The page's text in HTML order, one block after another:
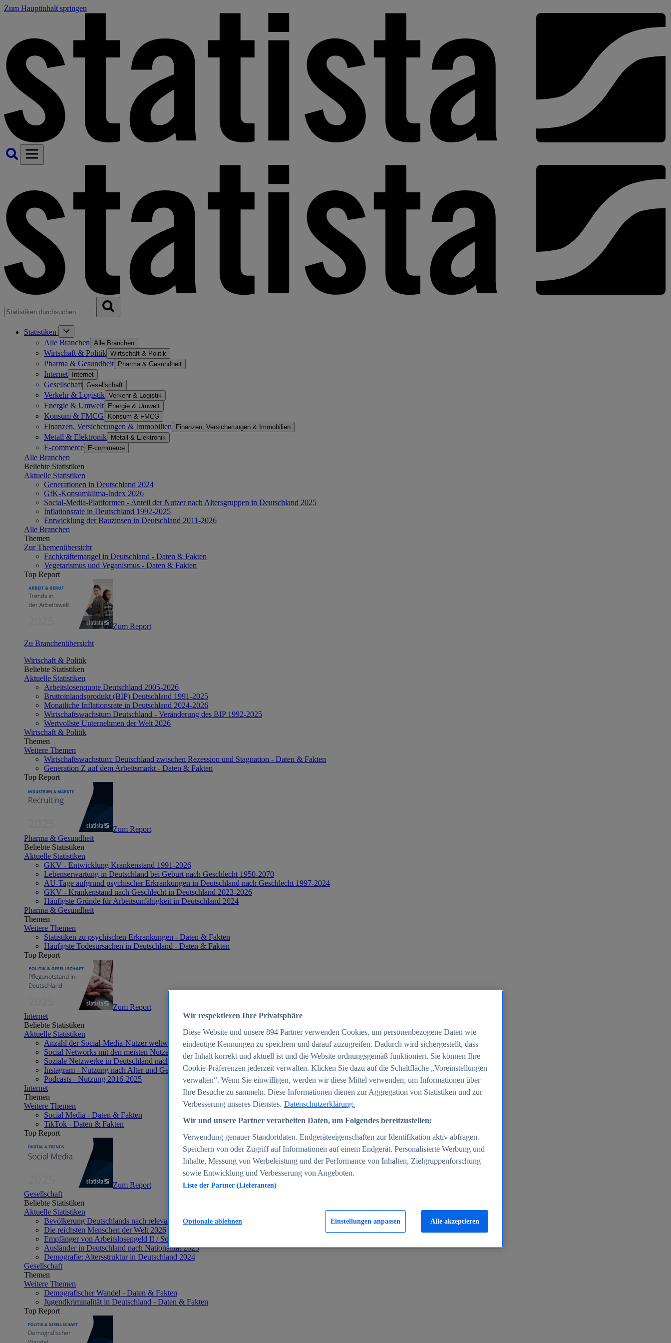
Zum Hauptinhalt springen
Statistiken
Alle Branchen Alle Branchen
Wirtschaft & Politik Wirtschaft & Politik
Pharma & Gesundheit Pharma & Gesundheit
Internet Internet
Gesellschaft Gesellschaft
Verkehr & Logistik Verkehr & Logistik
Energie & Umwelt Energie & Umwelt
Konsum & FMCG Konsum & FMCG
Finanzen, Versicherungen & Immobilien Finanzen, Versicherungen & Immobilien
Metall & Elektronik Metall & Elektronik
E-commerce E-commerce
Alle Branchen
Beliebte Statistiken
Aktuelle Statistiken
Generationen in Deutschland 2024
GfK-Konsumklima-Index 2026
Social-Media-Plattformen - Anteil der Nutzer nach Altersgruppen in Deutschland 2025
Inflationsrate in Deutschland 1992-2025
Entwicklung der Bauzinsen in Deutschland 2011-2026
Alle Branchen
Themen
Zur Themenübersicht
Fachkräftemangel in Deutschland - Daten & Fakten
Vegetarismus und Veganismus - Daten & Fakten
Top Report
Zum Report
Zu Branchenübersicht
Wirtschaft & Politik
Beliebte Statistiken
Aktuelle Statistiken
Arbeitslosenquote Deutschland 2005-2026
Bruttoinlandsprodukt (BIP) Deutschland 1991-2025
Monatliche Inflationsrate in Deutschland 2024-2026
Wirtschaftswachstum Deutschland - Veränderung des BIP 1992-2025
Wertvollste Unternehmen der Welt 2026
Wirtschaft & Politik
Themen
Weitere Themen
Wirtschaftswachstum: Deutschland zwischen Rezession und Stagnation - Daten & Fakten
Generation Z auf dem Arbeitsmarkt - Daten & Fakten
Top Report
Zum Report
Pharma & Gesundheit
Beliebte Statistiken
Aktuelle Statistiken
GKV - Entwicklung Krankenstand 1991-2026
Lebenserwartung in Deutschland bei Geburt nach Geschlecht 1950-2070
AU-Tage aufgrund psychischer Erkrankungen in Deutschland nach Geschlecht 1997-2024
GKV - Krankenstand nach Geschlecht in Deutschland 2023-2026
Häufigste Gründe für Arbeitsunfähigkeit in Deutschland 2024
Pharma & Gesundheit
Themen
Weitere Themen
Statistiken zu psychischen Erkrankungen - Daten & Fakten
Häufigste Todesursachen in Deutschland - Daten & Fakten
Top Report
Zum Report
Internet
Beliebte Statistiken
Aktuelle Statistiken
Anzahl der Social-Media-Nutzer weltweit 2012-2025
Social Networks mit den meisten Nutzern weltweit 2025
Soziale Netzwerke in Deutschland nach Generationen 2025
Instagram - Nutzung nach Alter und Geschlecht in Deutschland 2025
Podcasts - Nutzung 2016-2025
Internet
Themen
Weitere Themen
Social Media - Daten & Fakten
TikTok - Daten & Fakten
Top Report
Zum Report
Gesellschaft
Beliebte Statistiken
Aktuelle Statistiken
Bevölkerung Deutschlands nach relevanten Altersgruppen 2024
Die reichsten Menschen der Welt 2026
Empfänger von Arbeitslosengeld II / Sozialgeld / Bürgergeld in Deutschland 2005-2025
Ausländer in Deutschland nach Nationalität 2025
Demografie: Altersstruktur in Deutschland 2024
Gesellschaft
Themen
Weitere Themen
Demografischer Wandel - Daten & Fakten
Jugendkriminalität in Deutschland - Daten & Fakten
Top Report
Wir respektieren Ihre Privatsphäre
Diese Website und unsere 894 Partner verwenden Cookies, um personenbezogene Daten wie
eindeutige Kennungen zu speichern und darauf zuzugreifen. Dadurch wird sichergestellt, dass
der Inhalt korrekt und aktuell ist und die Website ordnungsgemäß funktioniert. Sie können Ihre
Cookie-Präferenzen jederzeit verwalten. Klicken Sie dazu auf die Schaltfläche „Voreinstellungen
verwalten“. Wenn Sie einwilligen, werden wir diese Mittel verwenden, um Informationen über
Ihre Besuche zu sammeln. Diese Informationen dienen zur Aggregation von Statistiken und zur
Verbesserung unseres Dienstes. Datenschutzerklärung.
Wir und unsere Partner verarbeiten Daten, um Folgendes bereitzustellen:
Verwendung genauer Standortdaten. Endgeräteeigenschaften zur Identifikation aktiv abfragen.
Speichern von oder Zugriff auf Informationen auf einem Endgerät. Personalisierte Werbung und
Inhalte, Messung von Werbeleistung und der Performance von Inhalten, Zielgruppenforschung
sowie Entwicklung und Verbesserung von Angeboten.
Liste der Partner (Lieferanten)
Einstellungen anpassen
Optionale ablehnen Alle akzeptieren